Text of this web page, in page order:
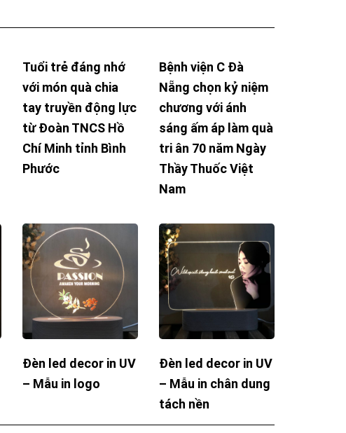
Tuổi trẻ đáng nhớ
với món quà chia
tay truyền động lực
từ Đoàn TNCS Hồ
Chí Minh tỉnh Bình
Phước
Bệnh viện C Đà
Nẵng chọn kỷ niệm
chương với ánh
sáng ấm áp làm quà
tri ân 70 năm Ngày
Thầy Thuốc Việt
Nam
Đèn led decor in UV
– Mẫu in logo
Đèn led decor in UV
– Mẫu in chân dung
tách nền